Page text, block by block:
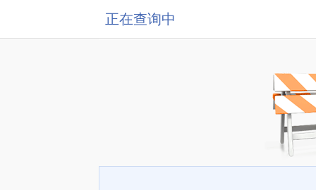
正在查询中